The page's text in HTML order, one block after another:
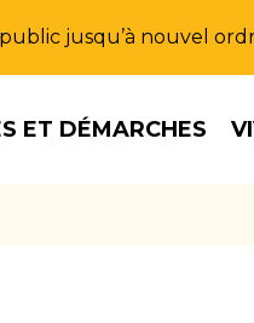
jusqu’à nouvel
ET DÉMARCHES